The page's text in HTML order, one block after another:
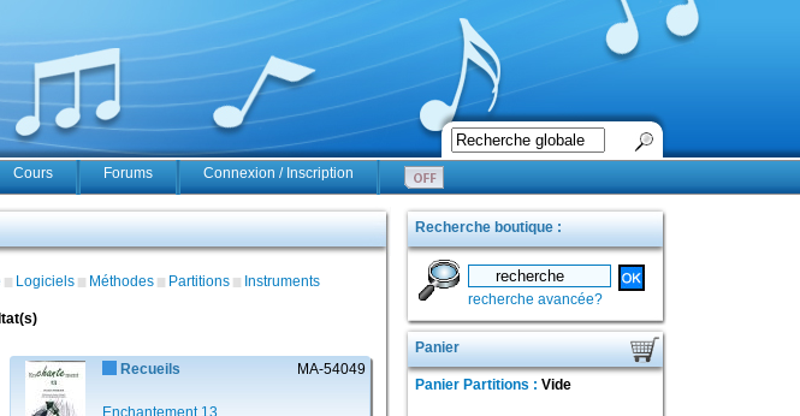
Cours Forums Connexion / Inscription
Logiciels Méthodes Partitions Instruments
Recueils MA-54049
Enchantement 13
Recherche boutique :
recherche avancée?
Panier
Panier Partitions : Vide